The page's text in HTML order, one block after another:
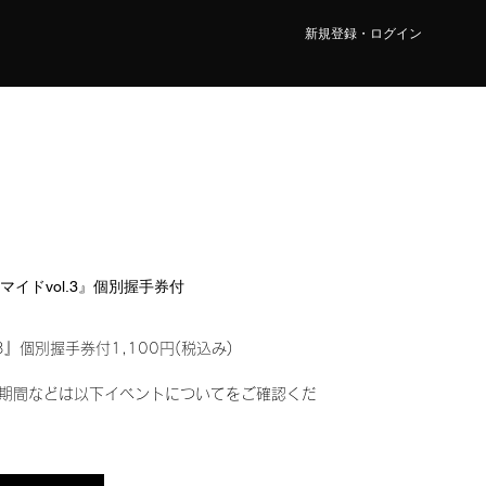
新規登録・ログイン
イドvol.3』個別握手券付
』個別握手券付1,100円(税込み)
間などは以下イベントについてをご確認くだ